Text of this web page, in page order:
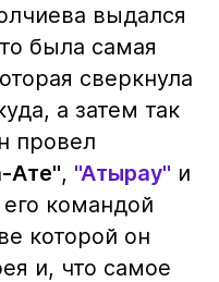
выдался
была самая
сверкнула
а затем так
провел
Ате", "Атырау" и
командой
которой он
и, что самое